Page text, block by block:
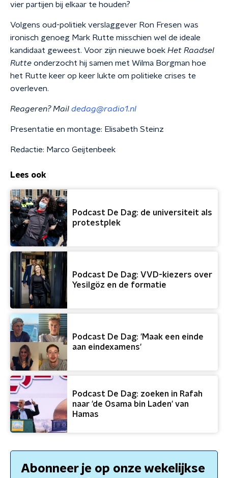
vier partijen bij elkaar te houden?
Volgens oud-politiek verslaggever Ron Fresen was
ironisch genoeg Mark Rutte misschien wel de ideale
kandidaat geweest. Voor zijn nieuwe boek Het Raadsel
Rutte onderzocht hij samen met Wilma Borgman hoe
het Rutte keer op keer lukte om politieke crises te
overleven.
Reageren? Mail dedag@radio1.nl
Presentatie en montage: Elisabeth Steinz
Redactie: Marco Geijtenbeek
Lees ook
Podcast De Dag: de universiteit als
protestplek
Podcast De Dag: VVD-kiezers over
Yesilgöz en de formatie
Podcast De Dag: 'Maak een einde
aan eindexamens'
Podcast De Dag: zoeken in Rafah
naar 'de Osama bin Laden' van
Hamas
Abonneer je op onze wekelijkse